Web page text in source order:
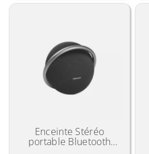
Enceinte Stéréo
portable Bluetooth